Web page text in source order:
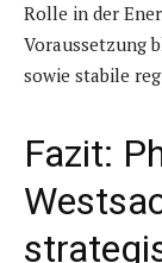
Rolle in der
Voraussetzung
sowie stabile
Fazit: